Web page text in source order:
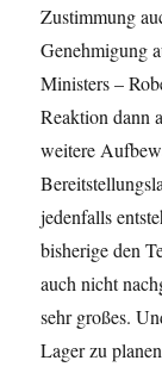
Zustimmung
Genehmigung
Ministers –
Reaktion dann
weitere
jedenfalls
bisherige den
auch nicht
sehr großes.
Lager zu